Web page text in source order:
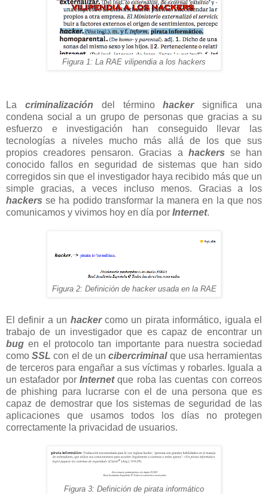
Figura 1: La RAE vilipendia a los hackers
La criminalización del términohackersignifica una
condena social a un grupo de personas que gracias a su
esfuerzo e investigación han conseguido llevar las
tecnologías a niveles mucho más allá de los que sus
propios creadores pensaron. Gracias a hackers se han
conocido fallos en seguridad de sistemas que han sido
corregidos sin que el investigador haya recibido más que un
simple gracias, a veces incluso menos. Gracias a los
hackers se ha podido transformar la manera en la que nos
comunicamos y vivimos hoy en día por Internet.
Figura 2: Definición de hacker usada en la RAE
El definir a un hackercomo un pirata informático, iguala el
trabajo de un investigador que es capaz de encontrar un
bug en el protocolo tan importante para nuestra sociedad
comoSSL con el de uncibercriminalque usa herramientas
de terceros para engañar a sus víctimas y robarles. Iguala a
un estafador por Internetque roba las cuentas con correos
de phishing para lucrarse con el de una persona que es
capaz de demostrar que los sistemas de seguridad de las
aplicaciones que usamos todos los días no protegen
correctamente la privacidad de usuarios.
Figura 3: Definición de pirata informático